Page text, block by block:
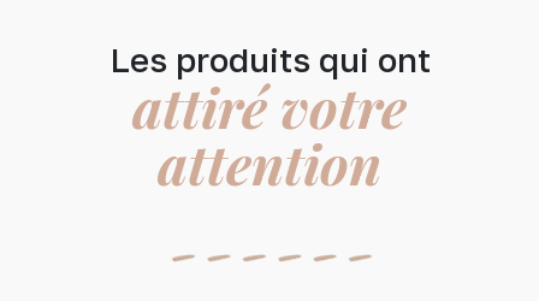
Les produits qui ont
attiré votre
attention